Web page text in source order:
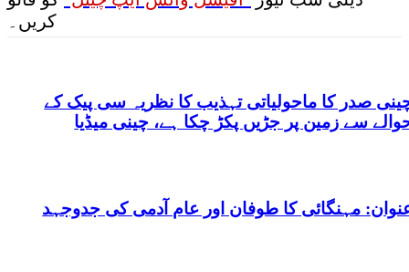
کریں۔
صدر کا ماحولیاتی تہذیب کا نظریہ سی پیک کے
سے زمین پر جڑیں پکڑ چکا ہے، چینی میڈیا
مہنگائی کا طوفان اور عام آدمی کی جدوجہد